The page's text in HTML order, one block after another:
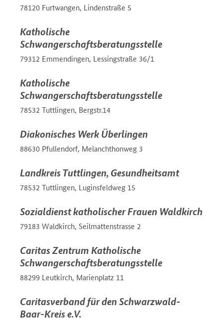
78120 Furtwangen, Lindenstraße 5
Katholische
Schwangerschaftsberatungsstelle
79312 Emmendingen, Lessingstraße 36/1
Katholische
Schwangerschaftsberatungsstelle
78532 Tuttlingen, Bergstr.14
Diakonisches Werk Überlingen
88630 Pfullendorf, Melanchthonweg 3
Landkreis Tuttlingen, Gesundheitsamt
78532 Tuttlingen, Luginsfeldweg 15
Sozialdienst katholischer Frauen Waldkirch
79183 Waldkirch, Seilmattenstrasse 2
Caritas Zentrum Katholische
Schwangerschaftsberatungsstelle
88299 Leutkirch, Marienplatz 11
Caritasverband für den Schwarzwald-
Baar-Kreis e.V.